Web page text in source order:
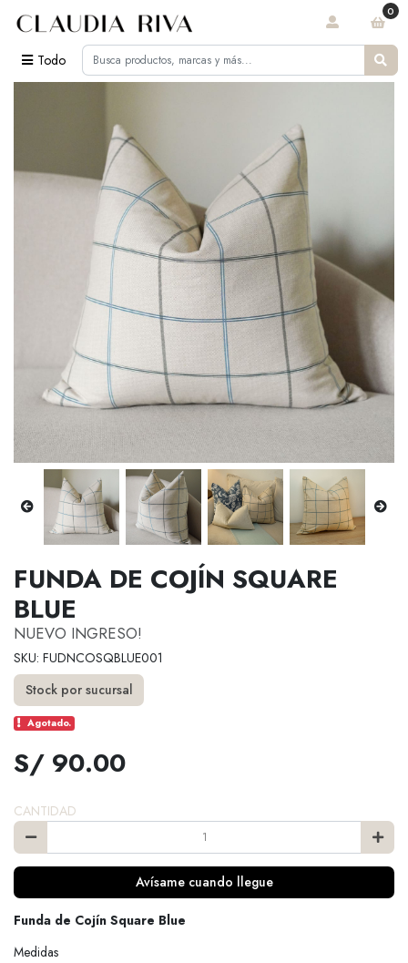
Todo
0
FUNDA DE COJÍN SQUARE
BLUE
NUEVO INGRESO!
SKU: FUDNCOSQBLUE001
Stock por sucursal
Agotado.
S/ 90.00
CANTIDAD
Avísame cuando llegue
Funda de Cojín Square Blue
Medidas